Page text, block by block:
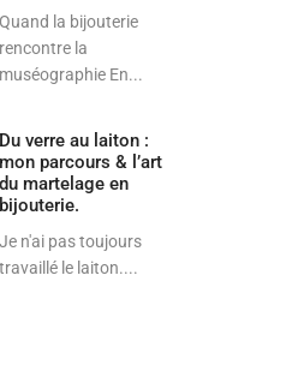
Quand la bijouterie
rencontre la
muséographie En...
Du verre au laiton :
mon parcours & l’art
du martelage en
bijouterie.
Je n'ai pas toujours
travaillé le laiton....